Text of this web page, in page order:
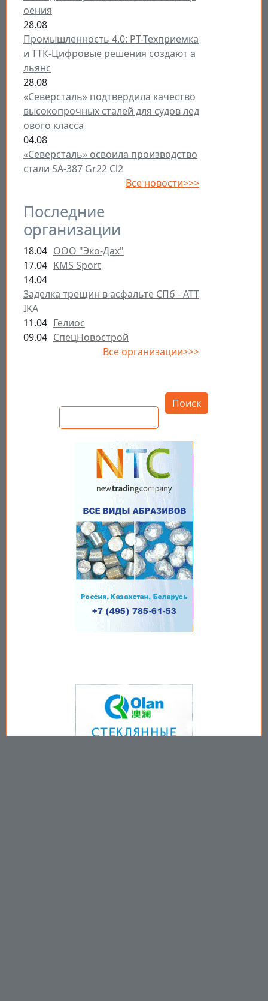
оения
28.08
Промышленность 4.0: РТ-Техприемка
и ТТК-Цифровые решения создают а
льянс
28.08
«Северсталь» подтвердила качество
высокопрочных сталей для судов лед
ового класса
04.08
«Северсталь» освоила производство
стали SA-387 Gr22 Cl2
Все новости>>>
Последние
организации
18.04 ООО "Эко-Дах"
17.04 KMS Sport
14.04
Заделка трещин в асфальте СПб - ATT
IKA
11.04 Гелиос
09.04 СпецНовострой
Все организации>>>